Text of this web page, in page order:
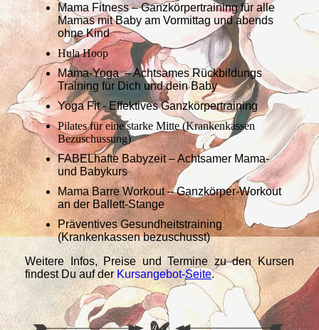
Mama Fitness – Ganzkörpertraining für alle
Mamas mit Baby am Vormittag und abends
ohne Kind
Hula Hoop
Mama-Yoga – Achtsames Rückbildungs
Training für Dich und dein Baby
Yoga Fit - Effektives Ganzkörpertraining
Pilates für eine starke Mitte (Krankenkassen
Bezuschussung)
FABELhafte Babyzeit – Achtsamer Mama-
und Babykurs
Mama Barre Workout – Ganzkörper-Workout
an der Ballett-Stange
Präventives Gesundheitstraining
(Krankenkassen bezuschusst)
Weitere Infos, Preise und Termine zu den Kursen
findest Du auf der Kursangebot-Seite.